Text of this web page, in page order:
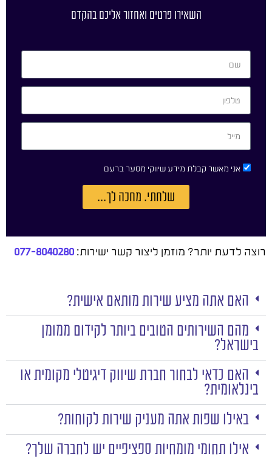
השאירו פרטים ואחזור אליכם בהקדם
אני מאשר קבלת מידע שיווקי מסער ברעם
שלחתי. מחכה לך...
רוצה לדעת יותר? מוזמן ליצור קשר ישירות:077-8040280
האם אתה מציע שירות מותאם אישית?
מהם השירותים הטובים ביותר לקידום ממומן
בישראל?
האם כדאי לבחור חברת שיווק דיגיטלי מקומית או
בינלאומית?
באילו שפות אתה מעניק שירות לקוחות?
אילו תחומי מומחיות ספציפיים יש לחברה שלך?